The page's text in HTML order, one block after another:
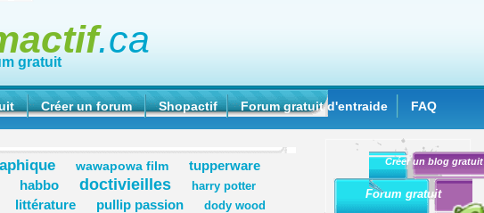
.ca
gratuit
Créer un forum Shopactif Forum gratuit d'entraide FAQ
wawapowa film tupperware
habbo doctivieilles harry potter
littérature pullip passion dody wood
Créer un blog gratuit
Forum gratuit